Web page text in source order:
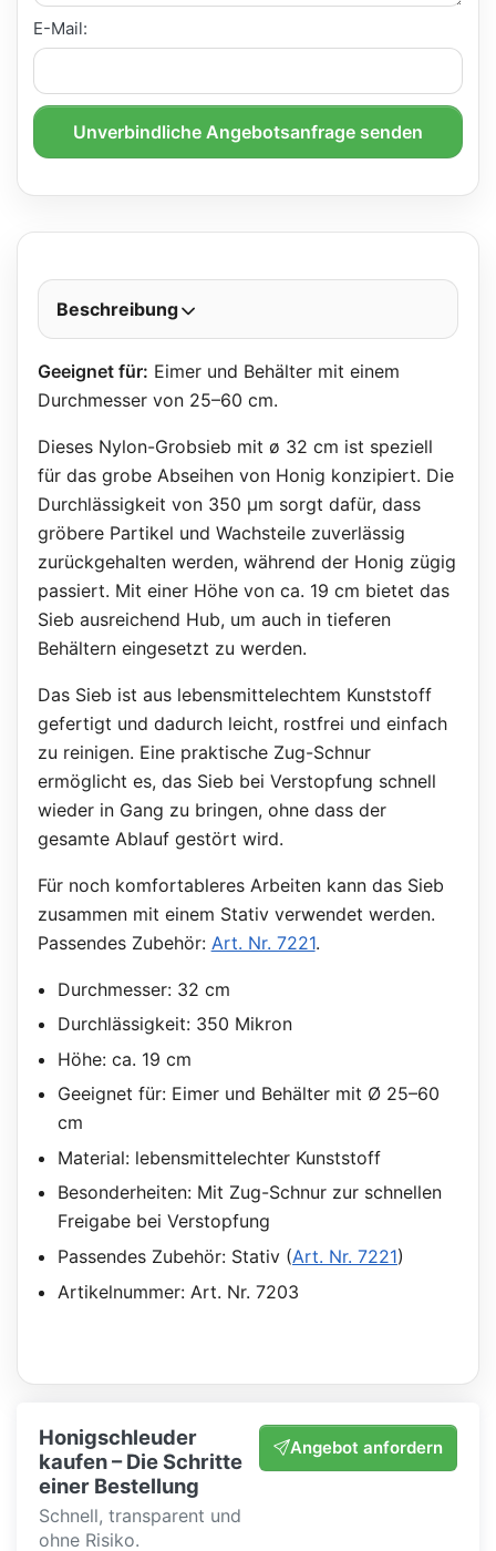
E-Mail:
Unverbindliche Angebotsanfrage senden
Beschreibung
Geeignet für: Eimer und Behälter mit einem
Durchmesser von 25–60 cm.
Dieses Nylon-Grobsieb mit ø 32 cm ist speziell
für das grobe Abseihen von Honig konzipiert. Die
Durchlässigkeit von 350 µm sorgt dafür, dass
gröbere Partikel und Wachsteile zuverlässig
zurückgehalten werden, während der Honig zügig
passiert. Mit einer Höhe von ca. 19 cm bietet das
Sieb ausreichend Hub, um auch in tieferen
Behältern eingesetzt zu werden.
Das Sieb ist aus lebensmittelechtem Kunststoff
gefertigt und dadurch leicht, rostfrei und einfach
zu reinigen. Eine praktische Zug-Schnur
ermöglicht es, das Sieb bei Verstopfung schnell
wieder in Gang zu bringen, ohne dass der
gesamte Ablauf gestört wird.
Für noch komfortableres Arbeiten kann das Sieb
zusammen mit einem Stativ verwendet werden.
Passendes Zubehör: Art. Nr. 7221.
Durchmesser: 32 cm
Durchlässigkeit: 350 Mikron
Höhe: ca. 19 cm
Geeignet für: Eimer und Behälter mit Ø 25–60
cm
Material: lebensmittelechter Kunststoff
Besonderheiten: Mit Zug-Schnur zur schnellen
Freigabe bei Verstopfung
Passendes Zubehör: Stativ (Art. Nr. 7221)
Artikelnummer: Art. Nr. 7203
Honigschleuder
kaufen – Die Schritte
einer Bestellung
Schnell, transparent und
ohne Risiko.
Angebot anfordern